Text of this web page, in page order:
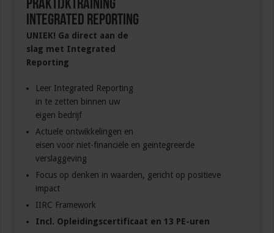
Praktijktraining
Integrated Reporting
UNIEK! Ga direct aan de
slag met Integrated
Reporting
Leer Integrated Reporting
in te zetten binnen uw
eigen bedrijf
Actuele ontwikkelingen en
eisen voor niet-financiële en geintegreerde
verslaggeving
Focus op denken in waarden, gericht op positieve
impact
IIRC Framework
Incl. Opleidingscertificaat en 13 PE-uren